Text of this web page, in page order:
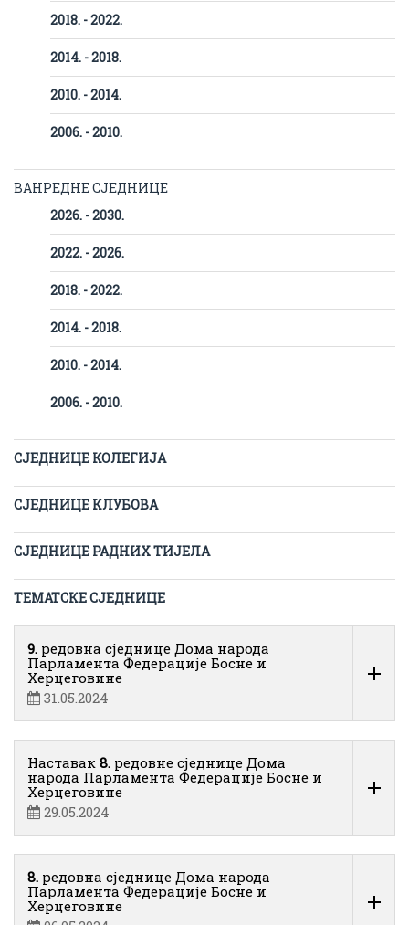
2018. - 2022.
2014. - 2018.
2010. - 2014.
2006. - 2010.
ВАНРЕДНЕ СЈЕДНИЦЕ
2026. - 2030.
2022. - 2026.
2018. - 2022.
2014. - 2018.
2010. - 2014.
2006. - 2010.
СЈЕДНИЦЕ КОЛЕГИЈА
СЈЕДНИЦЕ КЛУБОВА
СЈЕДНИЦЕ РАДНИХ ТИЈЕЛА
ТЕМАТСКЕ СЈЕДНИЦЕ
9. редовна сједнице Дома народа
Парламента Федерације Босне и
Херцеговине
31.05.2024
Наставак 8. редовне сједнице Дома
народа Парламента Федерације Босне и
Херцеговине
29.05.2024
8. редовна сједнице Дома народа
Парламента Федерације Босне и
Херцеговине